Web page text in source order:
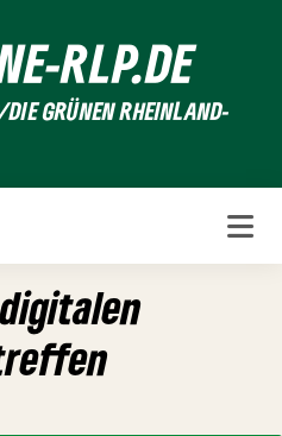
RLP.DE
GRÜNEN RHEINLAND-